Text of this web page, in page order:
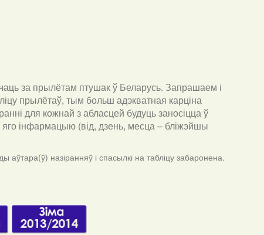
за прылётам птушак ў Беларусь. Запрашаем і
прылётаў, тым больш адэкватная карціна
для кожнай з абласцей будуць заносіцца ў
яго інфармацыю (від, дзень, месца – бліжэйшы
назіранняў і спасылкі на табліцу забаронена.